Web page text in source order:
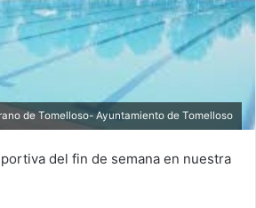
de Tomelloso- Ayuntamiento de Tomelloso
del fin de semana en nuestra